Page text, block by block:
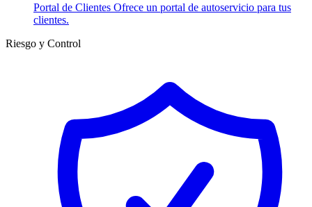
Portal de Clientes Ofrece un portal de autoservicio para tus
clientes.
Riesgo y Control